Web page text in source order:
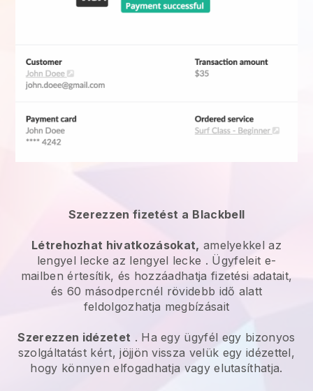
Szerezzen fizetést a Blackbell
Létrehozhat hivatkozásokat, amelyekkel az
lengyel lecke az lengyel lecke . Ügyfeleit e-
mailben értesítik, és hozzáadhatja fizetési adatait,
és 60 másodpercnél rövidebb idő alatt
feldolgozhatja megbízásait
Szerezzen idézetet . Ha egy ügyfél egy bizonyos
szolgáltatást kért, jöjjön vissza velük egy idézettel,
hogy könnyen elfogadhatja vagy elutasíthatja.